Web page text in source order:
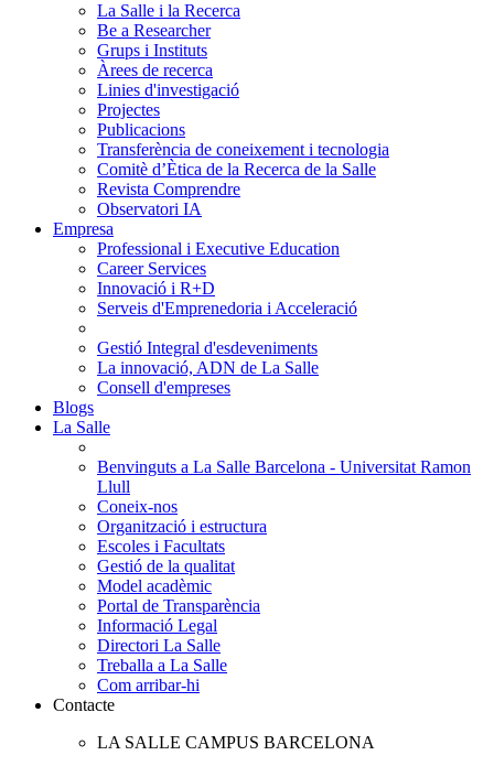
La Salle i la Recerca
Be a Researcher
Grups i Instituts
Àrees de recerca
Linies d'investigació
Projectes
Publicacions
Transferència de coneixement i tecnologia
Comitè d’Ètica de la Recerca de la Salle
Revista Comprendre
Observatori IA
Empresa
Professional i Executive Education
Career Services
Innovació i R+D
Serveis d'Emprenedoria i Acceleració
Gestió Integral d'esdeveniments
La innovació, ADN de La Salle
Consell d'empreses
Blogs
La Salle
Benvinguts a La Salle Barcelona - Universitat Ramon
Llull
Coneix-nos
Organització i estructura
Escoles i Facultats
Gestió de la qualitat
Model acadèmic
Portal de Transparència
Informació Legal
Directori La Salle
Treballa a La Salle
Com arribar-hi
Contacte
LA SALLE CAMPUS BARCELONA